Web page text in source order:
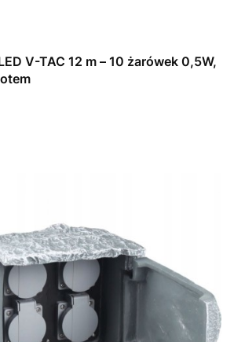
V-TAC 12 m – 10 żarówek 0,5W,